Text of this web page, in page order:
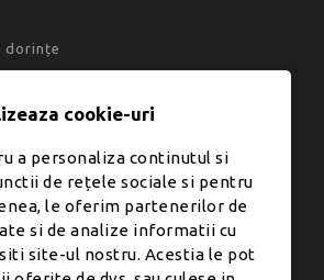
dorințe
cookie-uri
a personaliza continutul si
de rețele sociale si pentru
le oferim partenerilor de
si de analize informatii cu
site-ul nostru. Acestia le pot